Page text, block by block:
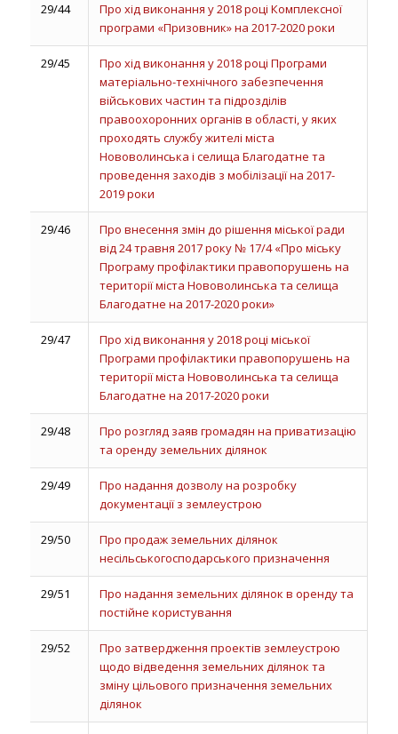
29/44
Про хід виконання у 2018 році Комплексної
програми «Призовник» на 2017-2020 роки
29/45
Про хід виконання у 2018 році Програми
матеріально-технічного забезпечення
військових частин та підрозділів
правоохоронних органів в області, у яких
проходять службу жителі міста
Нововолинська і селища Благодатне та
проведення заходів з мобілізації на 2017-
2019 роки
29/46
Про внесення змін до рішення міської ради
від 24 травня 2017 року № 17/4 «Про міську
Програму профілактики правопорушень на
території міста Нововолинська та селища
Благодатне на 2017-2020 роки»
29/47
Про хід виконання у 2018 році міської
Програми профілактики правопорушень на
території міста Нововолинська та селища
Благодатне на 2017-2020 роки
29/48
Про розгляд заяв громадян на приватизацію
та оренду земельних ділянок
29/49
Про надання дозволу на розробку
документації з землеустрою
29/50
Про продаж земельних ділянок
несільськогосподарського призначення
29/51
Про надання земельних ділянок в оренду та
постійне користування
29/52
Про затвердження проектів землеустрою
щодо відведення земельних ділянок та
зміну цільового призначення земельних
ділянок